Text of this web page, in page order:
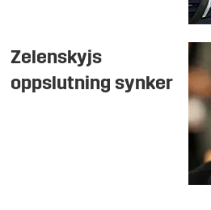
Zelenskyjs
oppslutning synker